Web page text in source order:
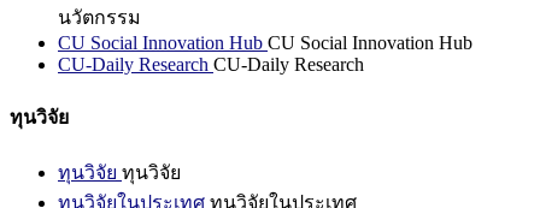
นวัตกรรม
CU Social Innovation Hub CU Social Innovation Hub
CU-Daily Research CU-Daily Research
ทุนวิจัย
ทุนวิจัย ทุนวิจัย
ทุนวิจัยในประเทศ ทุนวิจัยในประเทศ